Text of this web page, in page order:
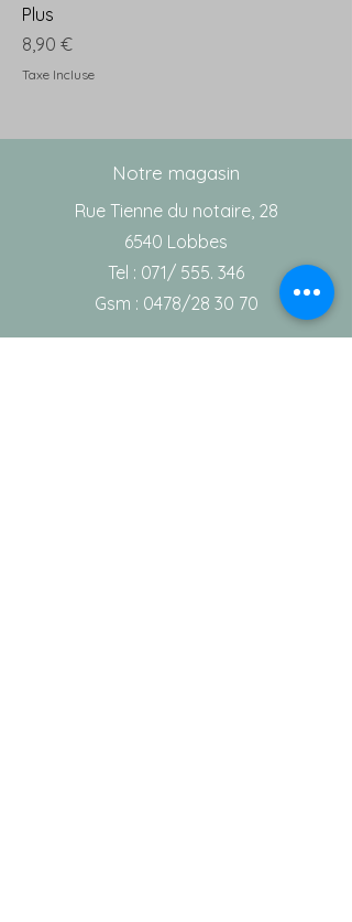
Plus
Prix
8,90 €
Taxe Incluse
Notre magasin
Rue Tienne du notaire, 28
6540 Lobbes
Tel : 071/ 555. 346
Gsm : 0478/28 30 70